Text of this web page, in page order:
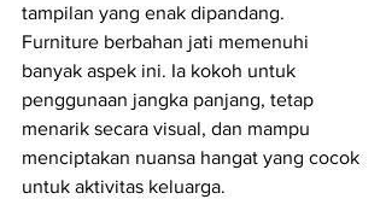
tampilan yang enak dipandang.
Furniture berbahan jati memenuhi
banyak aspek ini. Ia kokoh untuk
penggunaan jangka panjang, tetap
menarik secara visual, dan mampu
menciptakan nuansa hangat yang cocok
untuk aktivitas keluarga.